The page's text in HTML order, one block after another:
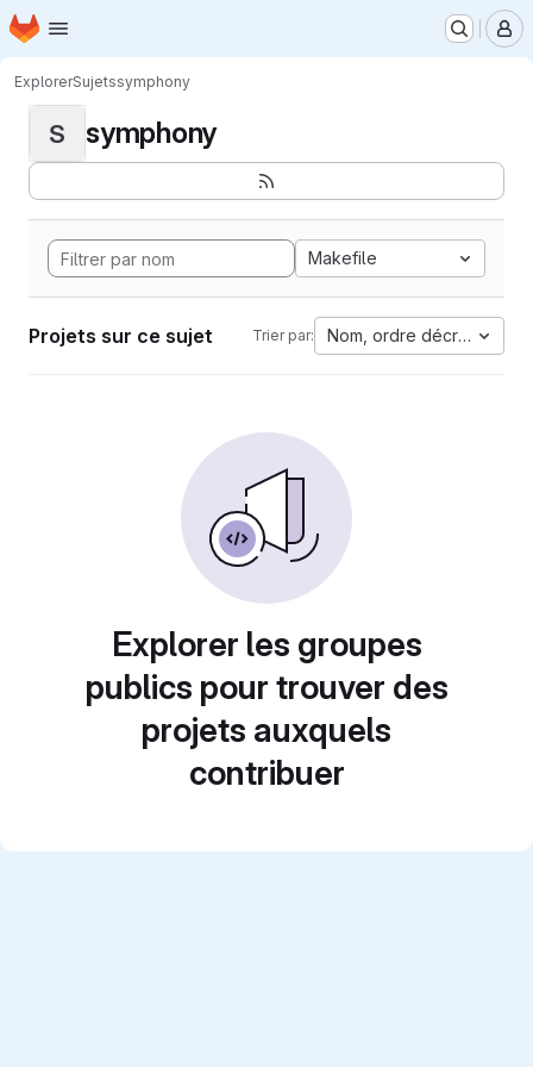
Passer au contenu principal
Page d'accueil
ExplorerSujetssymphony
S symphony
Makefile
Projets sur ce sujet Trier par: Nom, ordre décroissant
Explorer les groupes
publics pour trouver des
projets auxquels
contribuer